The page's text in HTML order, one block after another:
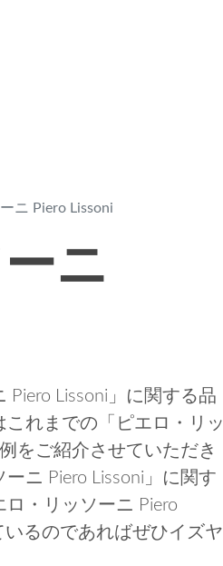
ニ Piero Lissoni
ニ
Lissoni」に関する品
れまでの「ピエロ・リッ
をご紹介させていただき
ニ Piero Lissoni」に関す
・リッソーニ Piero
るのであればぜひイズヤ